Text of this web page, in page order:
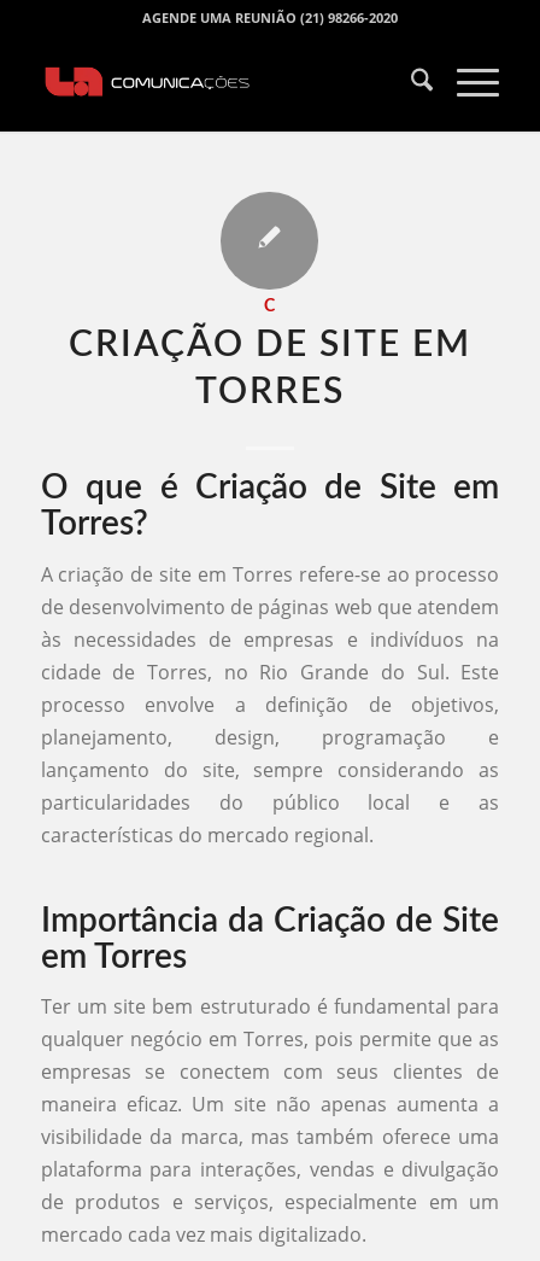
AGENDE UMA REUNIÃO (21) 98266-2020
C
CRIAÇÃO DE SITE EM
TORRES​
O que é Criação de Site em
Torres?
A criação de site em Torres refere-se ao processo
de desenvolvimento de páginas web que atendem
às necessidades de empresas e indivíduos na
cidade de Torres, no Rio Grande do Sul. Este
processo envolve a definição de objetivos,
planejamento, design, programação e
lançamento do site, sempre considerando as
particularidades do público local e as
características do mercado regional.
Importância da Criação de Site
em Torres
Ter um site bem estruturado é fundamental para
qualquer negócio em Torres, pois permite que as
empresas se conectem com seus clientes de
maneira eficaz. Um site não apenas aumenta a
visibilidade da marca, mas também oferece uma
plataforma para interações, vendas e divulgação
de produtos e serviços, especialmente em um
mercado cada vez mais digitalizado.